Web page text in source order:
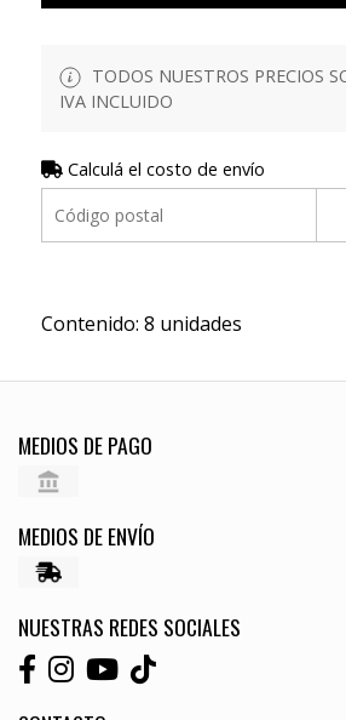
TODOS NUESTROS PRECIOS
IVA INCLUIDO
Calculá el costo de envío
Contenido: 8 unidades
MEDIOS DE PAGO
MEDIOS DE ENVÍO
NUESTRAS REDES SOCIALES